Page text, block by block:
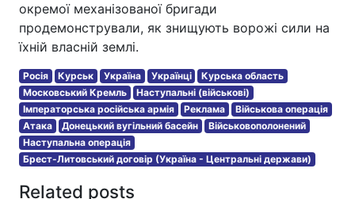
окремої механізованої бригади
продемонстрували, як знищують ворожі сили на
їхній власній землі.
Росія Курськ Україна Українці
Курська область
Московський Кремль
Наступальні (військові)
Імператорська російська армія
Реклама
Військова операція
Атака
Донецький вугільний басейн
Військовополонений
Наступальна операція
Брест-Литовський договір (Україна - Центральні держави)
Related posts